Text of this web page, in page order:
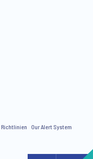
from Ipsos. You may
Our Alert System